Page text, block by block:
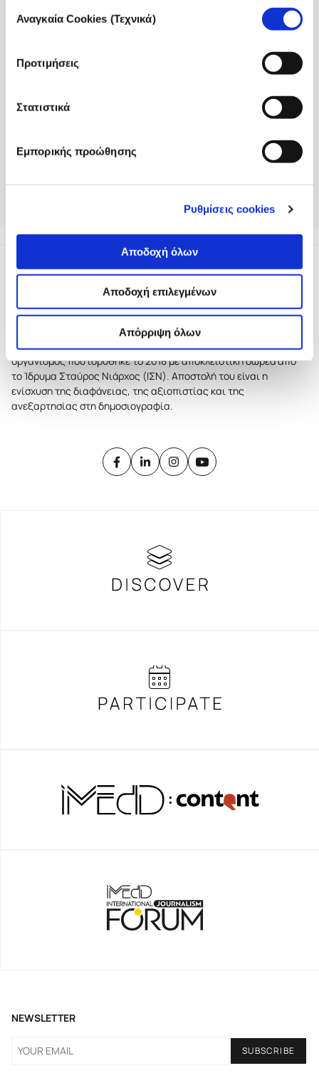
συγκατάθεσης
Αναγκαία Cookies (Τεχνικά)
Προτιμήσεις
Στατιστικά
Εμπορικής προώθησης
Ρυθμίσεις cookies
Αποδοχή όλων
Αποδοχή επιλεγμένων
Απόρριψη όλων
Η ταινία “Τα Μυστικά της Κουκουβάγιας”
συμμετείχε στο 2ο κύκλο του incubator του iMEdD.
Το iMEdD είναι ένας μη κερδοσκοπικός δημοσιογραφικός
οργανισμός που ιδρύθηκε το 2018 με αποκλειστική δωρεά από
το Ίδρυμα Σταύρος Νιάρχος (ΙΣΝ). Αποστολή του είναι η
ενίσχυση της διαφάνειας, της αξιοπιστίας και της
ανεξαρτησίας στη δημοσιογραφία.
NEWSLETTER